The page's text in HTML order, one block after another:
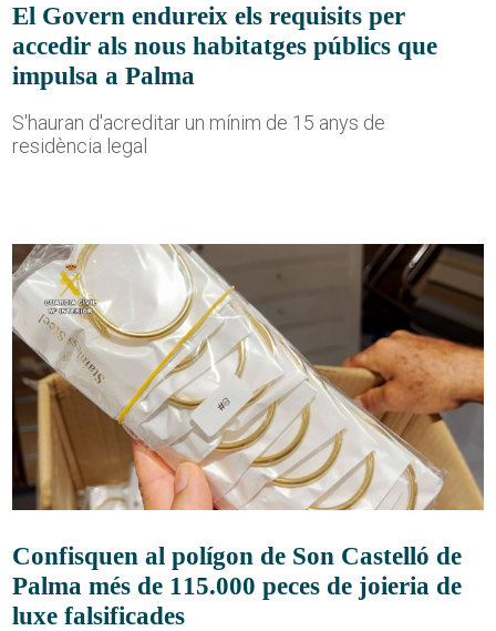
El Govern endureix els requisits per
accedir als nous habitatges públics que
impulsa a Palma
S'hauran d'acreditar un mínim de 15 anys de
residència legal
Confisquen al polígon de Son Castelló de
Palma més de 115.000 peces de joieria de
luxe falsificades